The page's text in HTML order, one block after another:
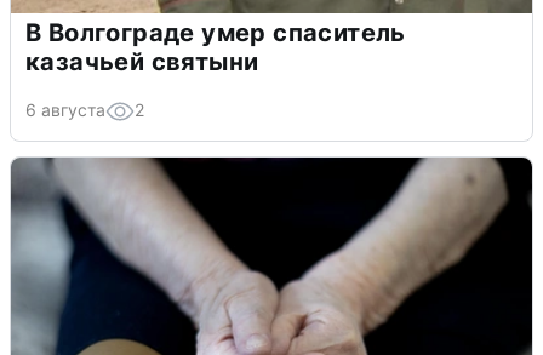
В Волгограде умер спаситель
казачьей святыни
6 августа 2